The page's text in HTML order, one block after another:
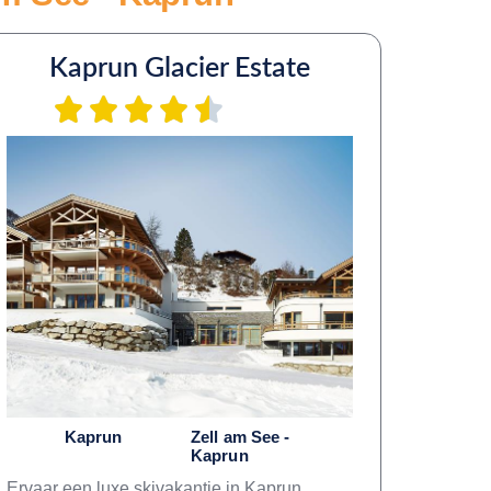
Kaprun Glacier Estate
Kaprun
Zell am See -
Kaprun